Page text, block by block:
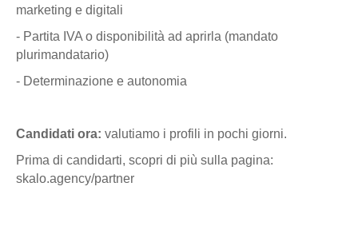
marketing e digitali
- Partita IVA o disponibilità ad aprirla (mandato
plurimandatario)
- Determinazione e autonomia
Candidati ora: valutiamo i profili in pochi giorni.
Prima di candidarti, scopri di più sulla pagina:
skalo.agency/partner